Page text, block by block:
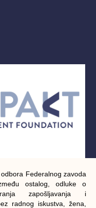
Federalnog zavoda
ostalog, odluke o
zapošljavanja i
radnog iskustva, žena,